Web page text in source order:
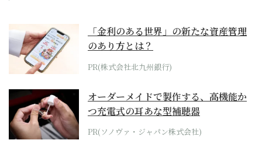
「金利のある世界」の新たな資産管理
のあり方とは？
PR(株式会社北九州銀行)
オーダーメイドで製作する、高機能か
つ充電式の耳あな型補聴器
PR(ソノヴァ・ジャパン株式会社)